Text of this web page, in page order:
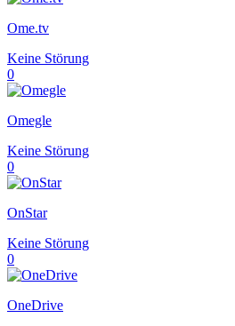
Ome.tv
Keine Störung
0
Omegle
Keine Störung
0
OnStar
Keine Störung
0
OneDrive